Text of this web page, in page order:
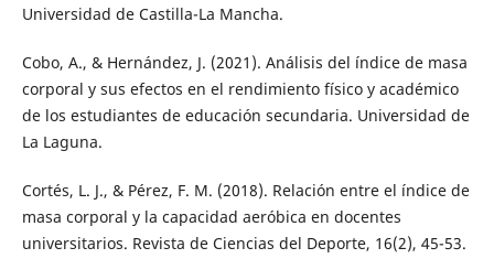
Universidad de Castilla-La Mancha.
Cobo, A., & Hernández, J. (2021). Análisis del índice de masa
corporal y sus efectos en el rendimiento físico y académico
de los estudiantes de educación secundaria. Universidad de
La Laguna.
Cortés, L. J., & Pérez, F. M. (2018). Relación entre el índice de
masa corporal y la capacidad aeróbica en docentes
universitarios. Revista de Ciencias del Deporte, 16(2), 45-53.